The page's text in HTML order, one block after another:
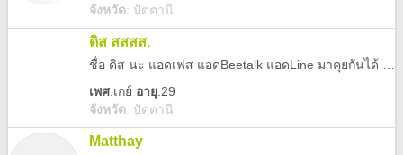
จังหวัด: ปัตตานี
ดิส สสสส.
เพศ:เกย์ อายุ:29
จังหวัด: ปัตตานี
Matthay